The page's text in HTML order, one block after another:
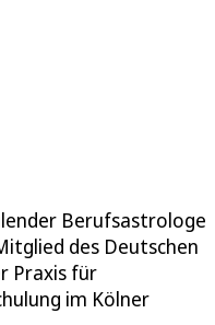
Berufsastrologe
des Deutschen
Praxis für
im Kölner